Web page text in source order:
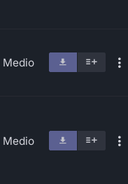
Medio
Medio